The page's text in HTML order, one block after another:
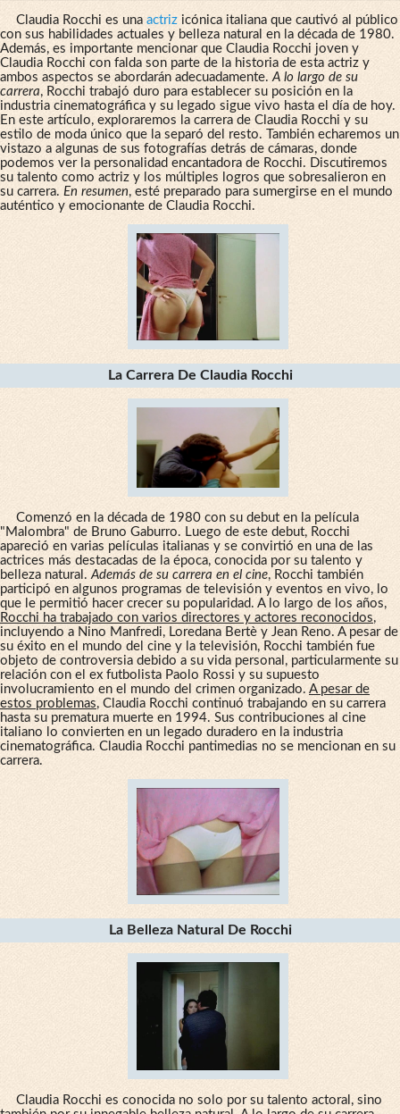
Claudia Rocchi es una actrizicónica italiana que cautivó al público
con sus habilidades actuales y belleza natural en la década de 1980.
Además, es importante mencionar que Claudia Rocchi joven y
Claudia Rocchi con falda son parte de la historia de esta actriz y
ambos aspectos se abordarán adecuadamente. A lo largo de su
carrera, Rocchi trabajó duro para establecer su posición en la
industria cinematográfica y su legado sigue vivo hasta el día de hoy.
En este artículo, exploraremos la carrera de Claudia Rocchi y su
estilo de moda único que la separó del resto. También echaremos un
vistazo a algunas de sus fotografías detrás de cámaras, donde
podemos ver la personalidad encantadora de Rocchi. Discutiremos
su talento como actriz y los múltiples logros que sobresalieron en
su carrera. En resumen, esté preparado para sumergirse en el mundo
auténtico y emocionante de Claudia Rocchi.
La Carrera De Claudia Rocchi
Comenzó en la década de 1980 con su debut en la película
"Malombra" de Bruno Gaburro. Luego de este debut, Rocchi
apareció en varias películas italianas y se convirtió en una de las
actrices más destacadas de la época, conocida por su talento y
belleza natural.Además de su carrera en el cine, Rocchi también
participó en algunos programas de televisión y eventos en vivo, lo
que le permitió hacer crecer su popularidad. A lo largo de los años,
Rocchi ha trabajado con varios directores y actores reconocidos,
incluyendo a Nino Manfredi, Loredana Bertè y Jean Reno. A pesar de
su éxito en el mundo del cine y la televisión, Rocchi también fue
objeto de controversia debido a su vida personal, particularmente su
relación con el ex futbolista Paolo Rossi y su supuesto
involucramiento en el mundo del crimen organizado. A pesar de
estos problemas, Claudia Rocchi continuó trabajando en su carrera
hasta su prematura muerte en 1994. Sus contribuciones al cine
italiano lo convierten en un legado duradero en la industria
cinematográfica. Claudia Rocchi pantimedias no se mencionan en su
carrera.
La Belleza Natural De Rocchi
Claudia Rocchi es conocida no solo por su talento actoral, sino